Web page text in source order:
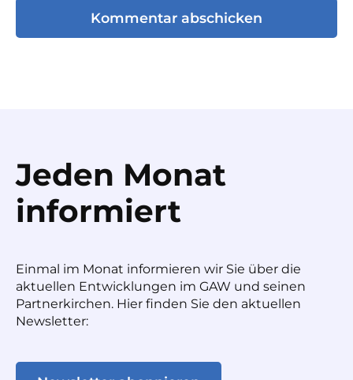
Jeden Monat
informiert
Einmal im Monat informieren wir Sie über die
aktuellen Entwicklungen im GAW und seinen
Partnerkirchen. Hier finden Sie den aktuellen
Newsletter: